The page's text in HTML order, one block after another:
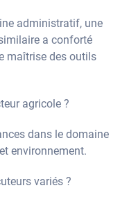
administratif, une
a conforté
maîtrise des outils
agricole ?
dans le domaine
environnement.
variés ?